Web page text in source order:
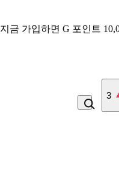
지금 가입하면 G 포인트
3